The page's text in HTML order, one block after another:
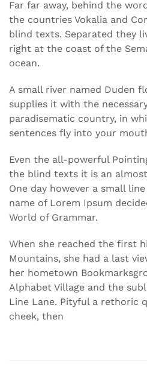
Far far away, behind the
the countries Vokalia and
blind texts. Separated they
right at the coast of the
ocean.
A small river named Duden
supplies it with the
paradisematic country, in
sentences fly into your
Even the all-powerful
the blind texts it is an
One day however a small
name of Lorem Ipsum
World of Grammar.
When she reached the first
Mountains, she had a last
her hometown
Alphabet Village and the
Line Lane. Pityful a rethoric
cheek, then